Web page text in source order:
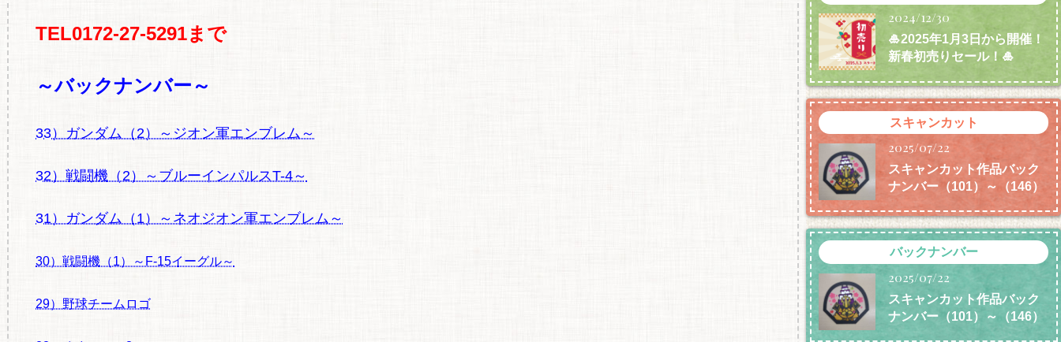
TEL0172-27-5291まで
～バックナンバー～
33）ガンダム（2）～ジオン軍エンブレム～
32）戦闘機（2）～ブルーインパルスT-4～
31）ガンダム（1）～ネオジオン軍エンブレム～
30）戦闘機（1）～F-15イーグル～
29）野球チームロゴ
2024/12/30
🎍2025年1月3日から開催！
新春初売りセール！🎍
スキャンカット
2025/07/22
スキャンカット作品バック
ナンバー（101）～（146）
バックナンバー
2025/07/22
スキャンカット作品バック
ナンバー（101）～（146）